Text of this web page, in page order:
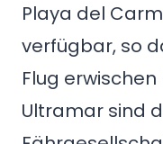
Playa del
verfügbar, so
Flug
Ultramar sind